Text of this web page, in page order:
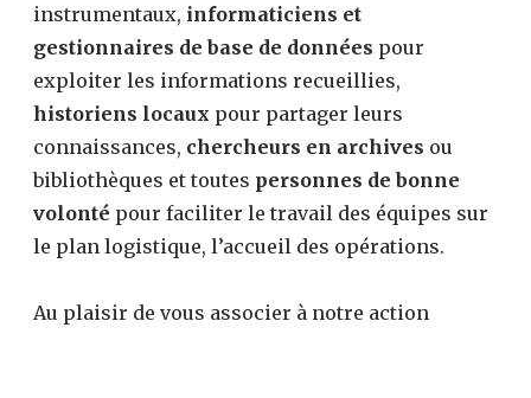
instrumentaux, informaticiens et
gestionnaires de base de données pour
exploiter les informations recueillies,
historiens locaux pour partager leurs
connaissances, chercheurs en archives ou
bibliothèques et toutes personnes de bonne
volonté pour faciliter le travail des équipes sur
le plan logistique, l’accueil des opérations.
Au plaisir de vous associer à notre action